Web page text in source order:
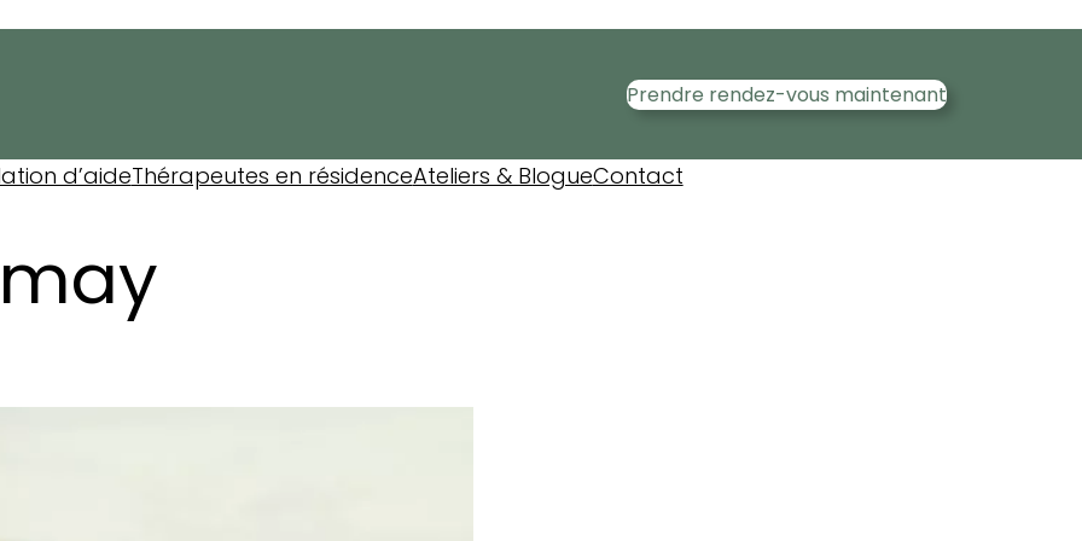
Prendre rendez-vous maintenant
d’aideThérapeutes en résidenceAteliers & BlogueContact